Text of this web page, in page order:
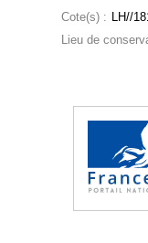
Cote(s) : LH//
Lieu de